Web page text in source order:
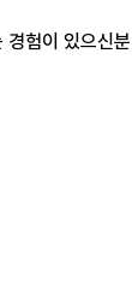
험이 있으신분